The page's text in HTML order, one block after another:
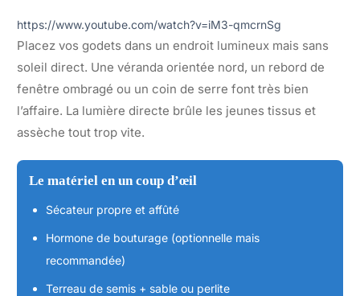
https://www.youtube.com/watch?v=iM3-qmcrnSg
Placez vos godets dans un endroit lumineux mais sans
soleil direct. Une véranda orientée nord, un rebord de
fenêtre ombragé ou un coin de serre font très bien
l’affaire. La lumière directe brûle les jeunes tissus et
assèche tout trop vite.
Le matériel en un coup d’œil
Sécateur propre et affûté
Hormone de bouturage (optionnelle mais
recommandée)
Terreau de semis + sable ou perlite